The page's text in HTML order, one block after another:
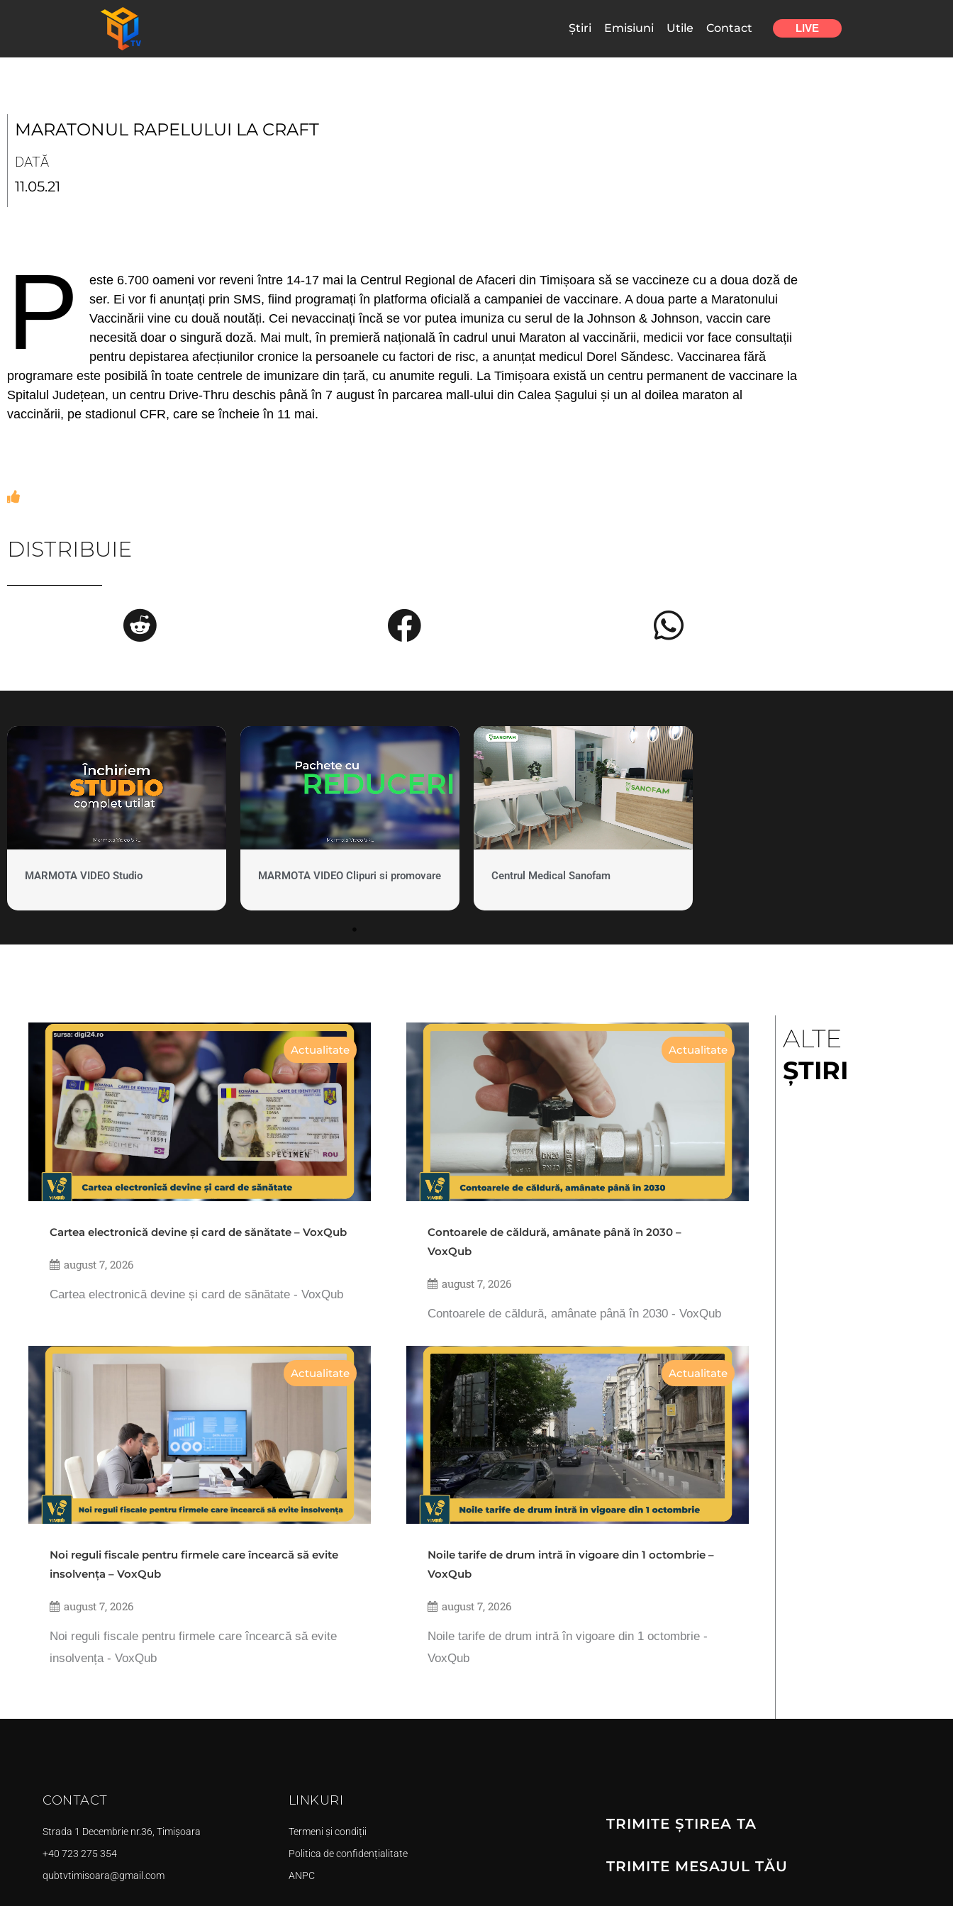
Știri Emisiuni Utile Contact LIVE
MARATONUL RAPELULUI LA CRAFT
DATĂ
11.05.21
P
este 6.700 oameni vor reveni între 14-17 mai la Centrul Regional de Afaceri din Timișoara să se vaccineze cu a doua doză de
ser. Ei vor fi anunțați prin SMS, fiind programați în platforma oficială a campaniei de vaccinare. A doua parte a Maratonului
Vaccinării vine cu două noutăți. Cei nevaccinați încă se vor putea imuniza cu serul de la Johnson & Johnson, vaccin care
necesită doar o singură doză. Mai mult, în premieră națională în cadrul unui Maraton al vaccinării, medicii vor face consultații
pentru depistarea afecțiunilor cronice la persoanele cu factori de risc, a anunțat medicul Dorel Săndesc. Vaccinarea fără
programare este posibilă în toate centrele de imunizare din țară, cu anumite reguli. La Timișoara există un centru permanent de vaccinare la
Spitalul Județean, un centru Drive-Thru deschis până în 7 august în parcarea mall-ului din Calea Șagului și un al doilea maraton al
vaccinării, pe stadionul CFR, care se încheie în 11 mai.
DISTRIBUIE
MARMOTA VIDEO Studio MARMOTA VIDEO Clipuri si promovare Centrul Medical Sanofam
Actualitate
Cartea electronică devine și card de sănătate – VoxQub
august 7, 2026
Cartea electronică devine și card de sănătate - VoxQub
Actualitate
Contoarele de căldură, amânate până în 2030 –
VoxQub
august 7, 2026
Contoarele de căldură, amânate până în 2030 - VoxQub
Actualitate
Noi reguli fiscale pentru firmele care încearcă să evite
insolvența – VoxQub
august 7, 2026
Noi reguli fiscale pentru firmele care încearcă să evite
insolvența - VoxQub
Actualitate
Noile tarife de drum intră în vigoare din 1 octombrie –
VoxQub
august 7, 2026
Noile tarife de drum intră în vigoare din 1 octombrie -
VoxQub
ALTE
ȘTIRI
CONTACT
Strada 1 Decembrie nr.36, Timișoara
+40 723 275 354
qubtvtimisoara@gmail.com
LINKURI
Termeni și condiții
Politica de confidențialitate
ANPC
TRIMITE ȘTIREA TA
TRIMITE MESAJUL TĂU